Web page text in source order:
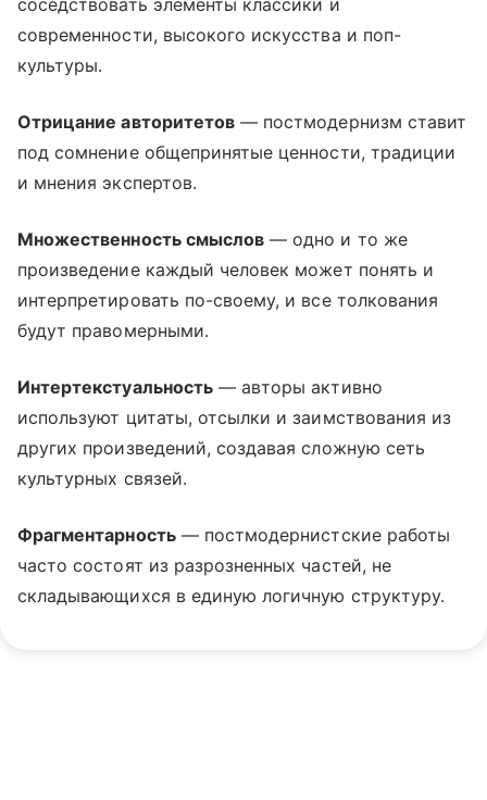
соседствовать элементы классики и
современности, высокого искусства и поп-
культуры.
Отрицание авторитетов — постмодернизм ставит
под сомнение общепринятые ценности, традиции
и мнения экспертов.
Множественность смыслов — одно и то же
произведение каждый человек может понять и
интерпретировать по-своему, и все толкования
будут правомерными.
Интертекстуальность— авторы активно
используют цитаты, отсылки и заимствования из
других произведений, создавая сложную сеть
культурных связей.
Фрагментарность— постмодернистские работы
часто состоят из разрозненных частей, не
складывающихся в единую логичную структуру.